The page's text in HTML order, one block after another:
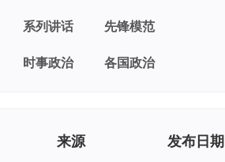
系列讲话 先锋模范
时事政治 各国政治
来源 发布日期